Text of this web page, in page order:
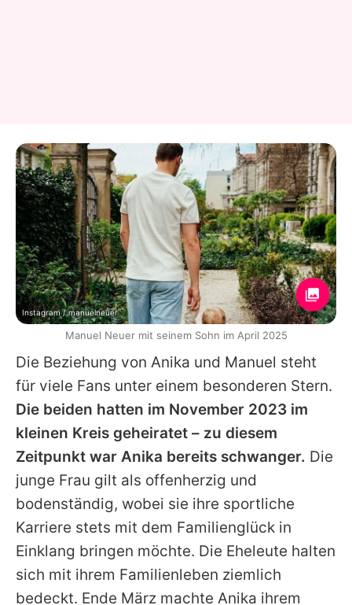
Die Beziehung von Anika und Manuel steht
für viele Fans unter einem besonderen Stern.
Die beiden hatten im November 2023 im
kleinen Kreis geheiratet – zu diesem
Zeitpunkt war Anika bereits schwanger. Die
junge Frau gilt als offenherzig und
bodenständig, wobei sie ihre sportliche
Karriere stets mit dem Familienglück in
Einklang bringen möchte. Die Eheleute halten
sich mit ihrem Familienleben ziemlich
bedeckt. Ende März machte Anika ihrem
Instagram / manuelneuer
Manuel Neuer mit seinem Sohn im April 2025